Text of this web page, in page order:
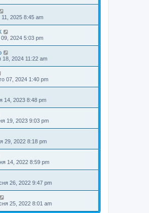
11, 2025 8:45 am
09, 2024 5:03 pm
18, 2024 11:22 am
07, 2024 1:40 pm
14, 2023 8:48 pm
19, 2023 9:03 pm
29, 2022 8:18 pm
14, 2022 8:59 pm
26, 2022 9:47 pm
25, 2022 8:01 am